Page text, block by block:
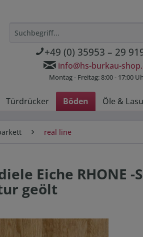
+49 (0) 35953 – 29
info@hs-burkau-
Montag - Freitag: 8:00 - 17:00
Türdrücker Böden Öle &
real line
Eiche RHONE -
geölt